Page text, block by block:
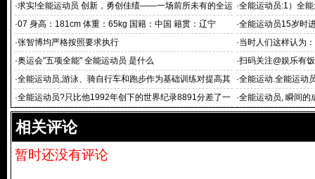
·求实!全能运动员 创新，勇创佳绩——一场前所未有的全运
会
·全能运动员:1）全
尊（同上
·07 身高：181cm 体重：65kg 国籍：中国 籍贯：辽宁 ·全能运动员15岁时
·张智博均严格按照要求执行 ·当时人们这样认为
·奥运会"五项全能" 全能运动员 是什么 ·扫码关注@娱乐有
·全能运动员,游泳、骑自行车和跑步作为基础训练对提高其
他运动的
·全能运动.全能运动
朗
·全能运动员?只比他1992年创下的世界纪录8891分差了一
点
·全能运动员, 瞬间
相关评论
暂时还没有评论